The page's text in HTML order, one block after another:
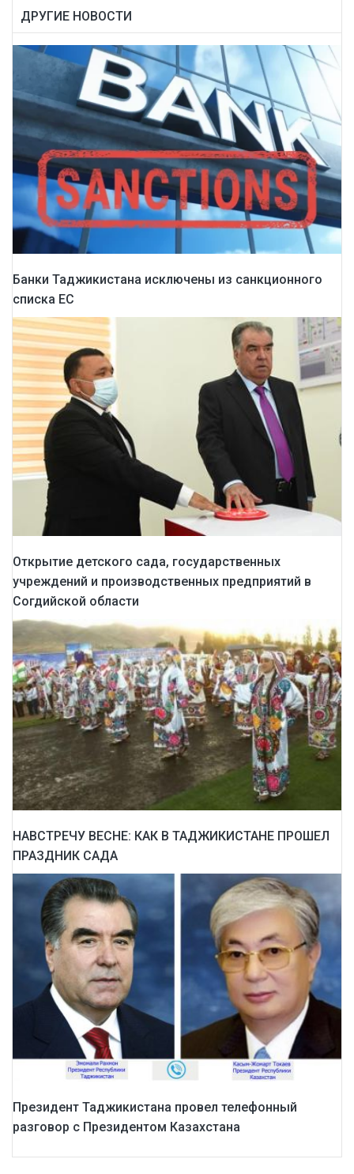
ДРУГИЕ НОВОСТИ
Банки Таджикистана исключены из санкционного
списка ЕС
Открытие детского сада, государственных
учреждений и производственных предприятий в
Согдийской области
НАВСТРЕЧУ ВЕСНЕ: КАК В ТАДЖИКИСТАНЕ ПРОШЕЛ
ПРАЗДНИК САДА
Президент Таджикистана провел телефонный
разговор с Президентом Казахстана